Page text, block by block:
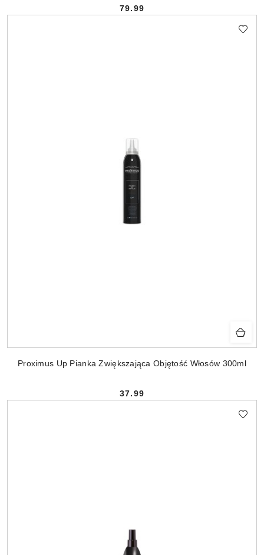
Cena:
79.99
Proximus Up Pianka Zwiększająca Objętość Włosów 300ml
Cena:
37.99